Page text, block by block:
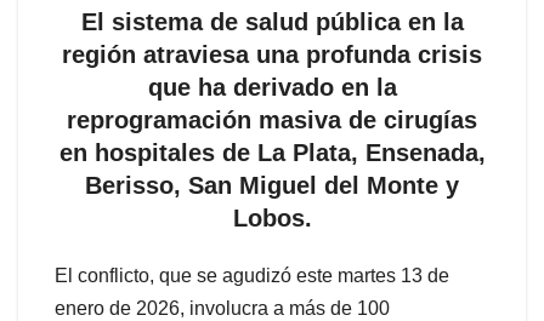
El sistema de salud pública en la
región atraviesa una profunda crisis
que ha derivado en la
reprogramación masiva de cirugías
en hospitales de La Plata, Ensenada,
Berisso, San Miguel del Monte y
Lobos.
El conflicto, que se agudizó este martes 13 de
enero de 2026, involucra a más de 100